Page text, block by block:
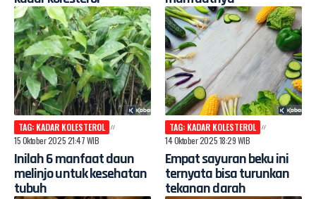
TAG: KADAR KOLESTEROL
15 Oktober 2025 21:47 WIB
Inilah 6 manfaat daun
melinjo untuk kesehatan
tubuh
TAG: KADAR KOLESTEROL
14 Oktober 2025 18:29 WIB
Empat sayuran beku ini
ternyata bisa turunkan
tekanan darah